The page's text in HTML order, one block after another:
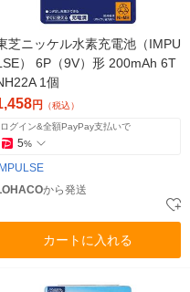
芝ニッケル水素充電池（IMPU
） 6P（9V）形 200mAh 6T
1個
円 （税込）
ログイン&全額PayPay支払いで
5%
IMPULSE
から発送
カートに入れる